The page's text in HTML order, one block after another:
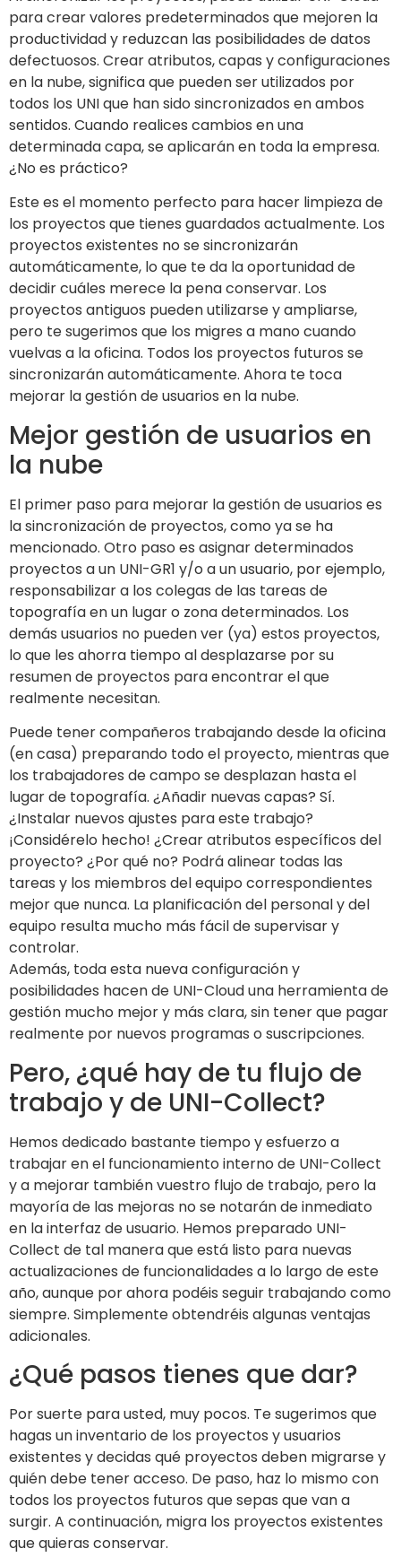
para crear valores predeterminados que mejoren la
productividad y reduzcan las posibilidades de datos
defectuosos. Crear atributos, capas y configuraciones
en la nube, significa que pueden ser utilizados por
todos los UNI que han sido sincronizados en ambos
sentidos. Cuando realices cambios en una
determinada capa, se aplicarán en toda la empresa.
¿No es práctico?
Este es el momento perfecto para hacer limpieza de
los proyectos que tienes guardados actualmente. Los
proyectos existentes no se sincronizarán
automáticamente, lo que te da la oportunidad de
decidir cuáles merece la pena conservar. Los
proyectos antiguos pueden utilizarse y ampliarse,
pero te sugerimos que los migres a mano cuando
vuelvas a la oficina. Todos los proyectos futuros se
sincronizarán automáticamente. Ahora te toca
mejorar la gestión de usuarios en la nube.
Mejor gestión de usuarios en
la nube
El primer paso para mejorar la gestión de usuarios es
la sincronización de proyectos, como ya se ha
mencionado. Otro paso es asignar determinados
proyectos a un UNI-GR1 y/o a un usuario, por ejemplo,
responsabilizar a los colegas de las tareas de
topografía en un lugar o zona determinados. Los
demás usuarios no pueden ver (ya) estos proyectos,
lo que les ahorra tiempo al desplazarse por su
resumen de proyectos para encontrar el que
realmente necesitan.
Puede tener compañeros trabajando desde la oficina
(en casa) preparando todo el proyecto, mientras que
los trabajadores de campo se desplazan hasta el
lugar de topografía. ¿Añadir nuevas capas? Sí.
¿Instalar nuevos ajustes para este trabajo?
¡Considérelo hecho! ¿Crear atributos específicos del
proyecto? ¿Por qué no? Podrá alinear todas las
tareas y los miembros del equipo correspondientes
mejor que nunca. La planificación del personal y del
equipo resulta mucho más fácil de supervisar y
controlar.
Además, toda esta nueva configuración y
posibilidades hacen de UNI-Cloud una herramienta de
gestión mucho mejor y más clara, sin tener que pagar
realmente por nuevos programas o suscripciones.
Pero, ¿qué hay de tu flujo de
trabajo y de UNI-Collect?
Hemos dedicado bastante tiempo y esfuerzo a
trabajar en el funcionamiento interno de UNI-Collect
y a mejorar también vuestro flujo de trabajo, pero la
mayoría de las mejoras no se notarán de inmediato
en la interfaz de usuario. Hemos preparado UNI-
Collect de tal manera que está listo para nuevas
actualizaciones de funcionalidades a lo largo de este
año, aunque por ahora podéis seguir trabajando como
siempre. Simplemente obtendréis algunas ventajas
adicionales.
¿Qué pasos tienes que dar?
Por suerte para usted, muy pocos. Te sugerimos que
hagas un inventario de los proyectos y usuarios
existentes y decidas qué proyectos deben migrarse y
quién debe tener acceso. De paso, haz lo mismo con
todos los proyectos futuros que sepas que van a
surgir. A continuación, migra los proyectos existentes
que quieras conservar.